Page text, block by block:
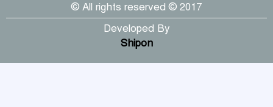
দৌলতদিয়ায় বাস ডুবি : ২৪ জনের
মরদেহ উদ্ধার, অনেকেই নিখোঁজ
© All rights reserved © 2017
Developed By
Shipon